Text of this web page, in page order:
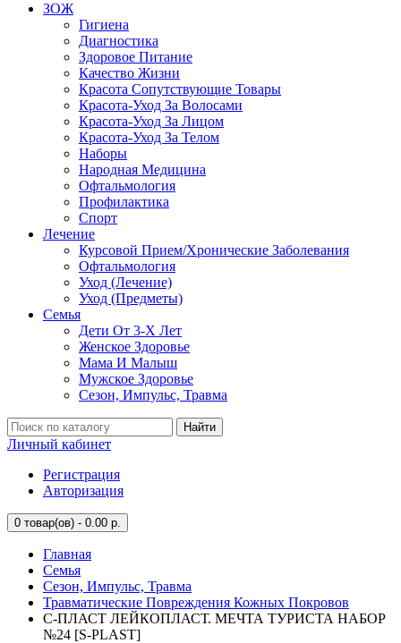
ЗОЖ
Гигиена
Диагностика
Здоровое Питание
Качество Жизни
Красота Сопутствующие Товары
Красота-Уход За Волосами
Красота-Уход За Лицом
Красота-Уход За Телом
Наборы
Народная Медицина
Офтальмология
Профилактика
Спорт
Лечение
Курсовой Прием/Хронические Заболевания
Офтальмология
Уход (Лечение)
Уход (Предметы)
Семья
Дети От 3-Х Лет
Женское Здоровье
Мама И Малыш
Мужское Здоровье
Сезон, Импульс, Травма
Найти
Личный кабинет
Регистрация
Авторизация
0 товар(ов) - 0.00 р.
Главная
Семья
Сезон, Импульс, Травма
Травматические Повреждения Кожных Покровов
С-ПЛАСТ ЛЕЙКОПЛАСТ. МЕЧТА ТУРИСТА НАБОР
№24 [S-PLAST]